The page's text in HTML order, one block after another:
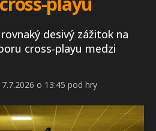
desivý zážitok na
cross-playu medzi
7.7.2026 o 13:45 pod hry